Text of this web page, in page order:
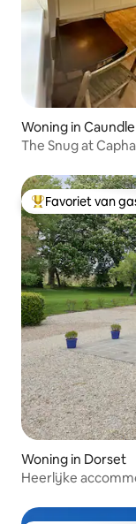
Woning in
The Snug at
Topfavoriet van
Favoriet van
Woning in Dorset
Heerlijke